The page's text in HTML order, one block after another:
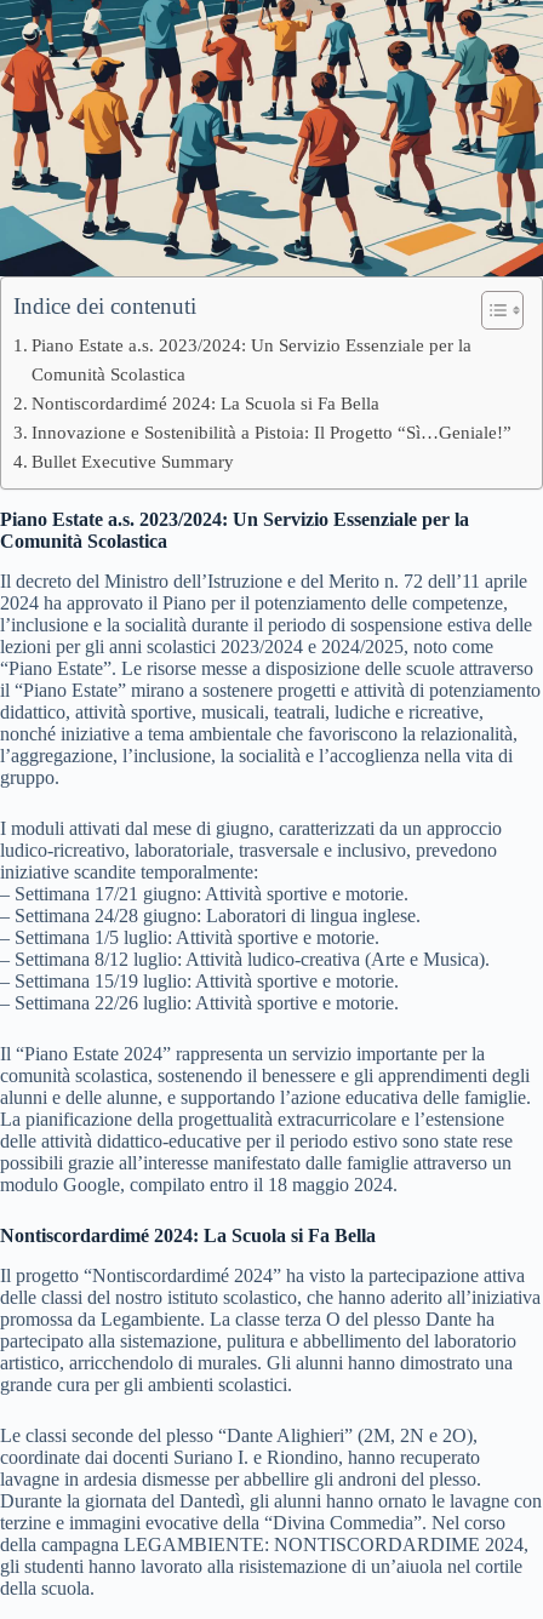
Indice dei contenuti
Piano Estate a.s. 2023/2024: Un Servizio Essenziale per la
Comunità Scolastica
Nontiscordardimé 2024: La Scuola si Fa Bella
Innovazione e Sostenibilità a Pistoia: Il Progetto “Sì…Geniale!”
Bullet Executive Summary
Piano Estate a.s. 2023/2024: Un Servizio Essenziale per la
Comunità Scolastica
Il decreto del Ministro dell’Istruzione e del Merito n. 72 dell’11 aprile
2024 ha approvato il Piano per il potenziamento delle competenze,
l’inclusione e la socialità durante il periodo di sospensione estiva delle
lezioni per gli anni scolastici 2023/2024 e 2024/2025, noto come
“Piano Estate”. Le risorse messe a disposizione delle scuole attraverso
il “Piano Estate” mirano a sostenere progetti e attività di potenziamento
didattico, attività sportive, musicali, teatrali, ludiche e ricreative,
nonché iniziative a tema ambientale che favoriscono la relazionalità,
l’aggregazione, l’inclusione, la socialità e l’accoglienza nella vita di
gruppo.
I moduli attivati dal mese di giugno, caratterizzati da un approccio
ludico-ricreativo, laboratoriale, trasversale e inclusivo, prevedono
iniziative scandite temporalmente:
– Settimana 17/21 giugno: Attività sportive e motorie.
– Settimana 24/28 giugno: Laboratori di lingua inglese.
– Settimana 1/5 luglio: Attività sportive e motorie.
– Settimana 8/12 luglio: Attività ludico-creativa (Arte e Musica).
– Settimana 15/19 luglio: Attività sportive e motorie.
– Settimana 22/26 luglio: Attività sportive e motorie.
Il “Piano Estate 2024” rappresenta un servizio importante per la
comunità scolastica, sostenendo il benessere e gli apprendimenti degli
alunni e delle alunne, e supportando l’azione educativa delle famiglie.
La pianificazione della progettualità extracurricolare e l’estensione
delle attività didattico-educative per il periodo estivo sono state rese
possibili grazie all’interesse manifestato dalle famiglie attraverso un
modulo Google, compilato entro il 18 maggio 2024.
Nontiscordardimé 2024: La Scuola si Fa Bella
Il progetto “Nontiscordardimé 2024” ha visto la partecipazione attiva
delle classi del nostro istituto scolastico, che hanno aderito all’iniziativa
promossa da Legambiente. La classe terza O del plesso Dante ha
partecipato alla sistemazione, pulitura e abbellimento del laboratorio
artistico, arricchendolo di murales. Gli alunni hanno dimostrato una
grande cura per gli ambienti scolastici.
Le classi seconde del plesso “Dante Alighieri” (2M, 2N e 2O),
coordinate dai docenti Suriano I. e Riondino, hanno recuperato
lavagne in ardesia dismesse per abbellire gli androni del plesso.
Durante la giornata del Dantedì, gli alunni hanno ornato le lavagne con
terzine e immagini evocative della “Divina Commedia”. Nel corso
della campagna LEGAMBIENTE: NONTISCORDARDIME 2024,
gli studenti hanno lavorato alla risistemazione di un’aiuola nel cortile
della scuola.